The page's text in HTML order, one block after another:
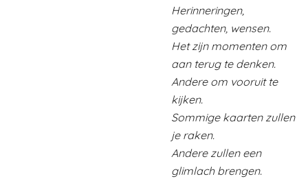
Herinneringen,
gedachten, wensen.
Het zijn momenten om
aan terug te denken.
Andere om vooruit te
kijken.
Sommige kaarten zullen
je raken.
Andere zullen een
glimlach brengen.